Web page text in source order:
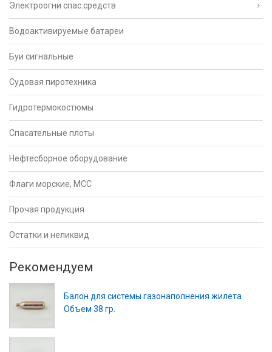
Электроогни спас.средств
Водоактивируемые батареи
Буи сигнальные
Судовая пиротехника
Гидротермокостюмы
Спасательные плоты
Нефтесборное оборудование
Флаги морские, МСС
Прочая продукция
Остатки и неликвид
Рекомендуем
Балон для системы газонаполнения жилета
Объем 38 гр.